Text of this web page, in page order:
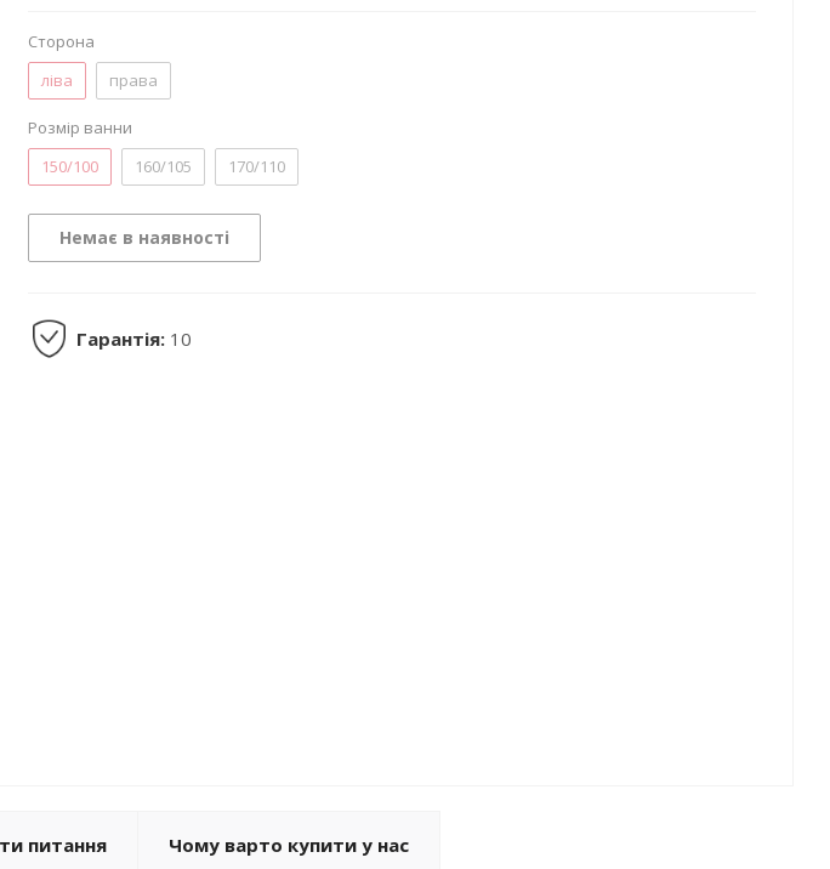
Сторона
ліва
права
Розмір ванни
150/100
160/105 170/110
Немає в наявності
Гарантія: 10
питання Чому варто купити у нас